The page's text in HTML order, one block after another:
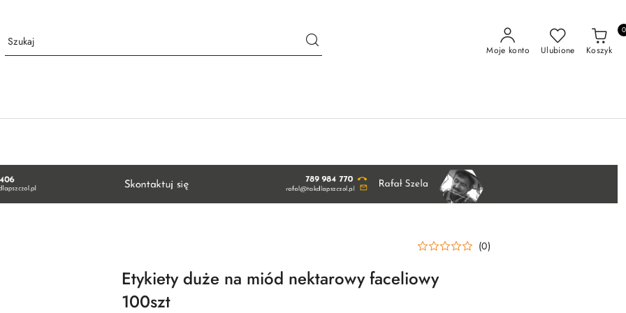
Moje konto Ulubione Koszyk
0
(0)
Etykiety duże na miód nektarowy faceliowy
100szt